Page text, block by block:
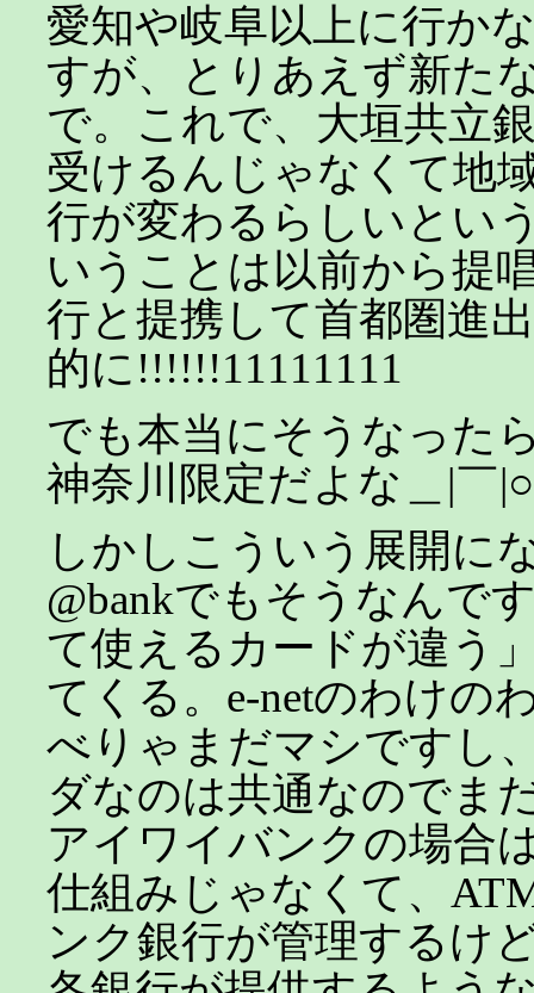
愛知や岐阜以上に行か
すが、とりあえず新た
で。これで、大垣共立
受けるんじゃなくて地
行が変わるらしいとい
いうことは以前から提
行と提携して首都圏進
的に!!!!!!11111111
でも本当にそうなった
神奈川限定だよな＿|￣|○
しかしこういう展開に
@bankでもそうなんで
て使えるカードが違う
てくる。e-netのわけの
べりゃまだマシですし
ダなのは共通なのでま
アイワイバンクの場合
仕組みじゃなくて、
ンク銀行が管理するけ